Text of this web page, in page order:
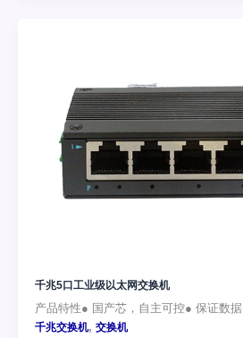
千兆5口工业级以太网交换机
产品特性● 国产芯，自主可控● 保证数据
千兆交换机, 交换机